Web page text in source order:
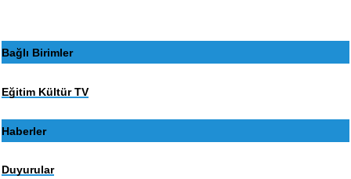
Bağlı Birimler
Eğitim Kültür TV
Haberler
Duyurular